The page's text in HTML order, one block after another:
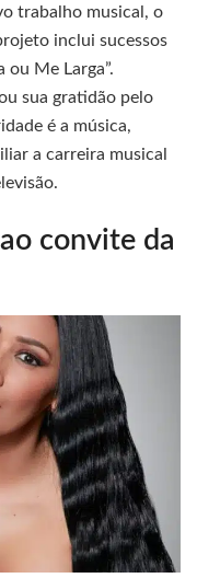
trabalho musical, o
inclui sucessos
ou Me Larga”.
sua gratidão pelo
é a música,
a carreira musical
convite da